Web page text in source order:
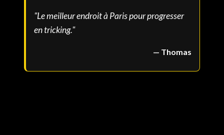
"Le meilleur endroit à Paris pour progresser
en tricking."
— Thomas